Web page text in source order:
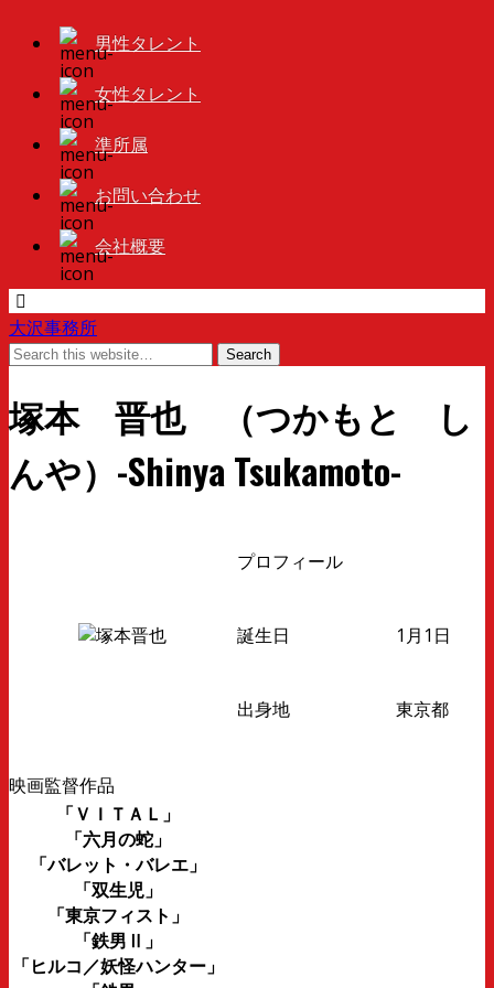
男性タレント
女性タレント
準所属
お問い合わせ
会社概要
大沢事務所
塚本 晋也 （つかもと し
んや）-Shinya Tsukamoto-
プロフィール
誕生日 1月1日
出身地 東京都
映画監督作品
「ＶＩＴＡＬ」
「六月の蛇」
「バレット・バレエ」
「双生児」
「東京フィスト」
「鉄男Ⅱ」
「ヒルコ／妖怪ハンター」